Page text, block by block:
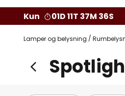
Kun 01D 11T 37M 34S
Lamper og belysning